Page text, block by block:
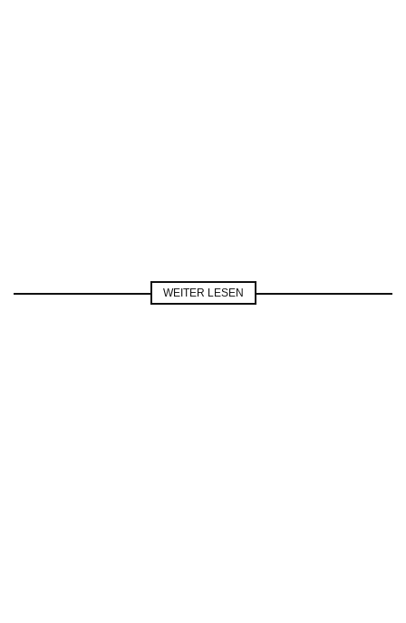
WEITER LESEN